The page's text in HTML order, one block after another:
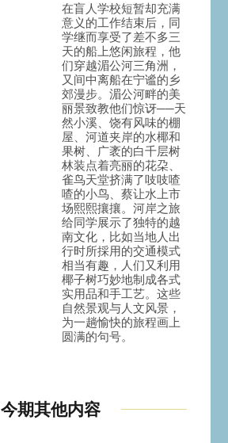
在盲人学校短暂却充满
意义的工作结束后，同
学继而享受了差不多三
天的船上悠闲旅程，他
们穿越湄公河三角洲，
又间中离船在宁谧的乡
郊漫步。湄公河畔的美
丽景致教他们惊讶──天
然小溪、饶有风味的棚
屋、河道夹岸的水椰和
果树、广袤的白千层树
林装点着亮丽的花朶、
雀鸟天堂挤满了吱吱喳
喳的小鸟、蔡让水上市
场熙熙攘攘。河岸之旅
给同学展示了独特的越
南文化，比如当地人出
行时所採用的交通模式
相当有趣，人们又利用
椰子树巧妙地制成各式
实用品和手工艺。这些
自然景观与人文风景，
为一趟愉快的旅程画上
圆满的句号。
今期其他内容